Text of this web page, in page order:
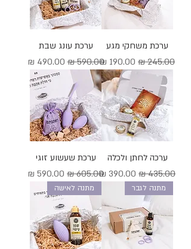
ערכת משחקי מגע
מחיר רגיל
מחיר מבצע
ערכת עונג שבת
מחיר רגיל‏590.00 ‏₪ מחיר מבצע
ערכה לחתן ולכלה
מחיר רגיל
מחיר מבצע
ערכת שעשוע זוגי
מחיר רגיל
מחיר מבצע
מתנה לגבר מתנה לאישה